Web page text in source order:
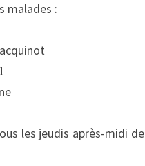
malades :
les jeudis après-midi de